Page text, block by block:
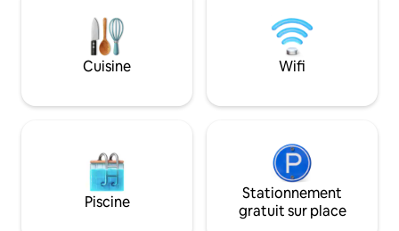
terrasse donne sur l'eau. Café au lever
du jour ou coucher du soleil. Plage
ouverte longtemps.
trouve à 5 min à
de sable avec
de location de
nautiques. Une chambre séparée pour la
disponible sur
Cuisine Wifi
Piscine
Stationnement
gratuit sur place